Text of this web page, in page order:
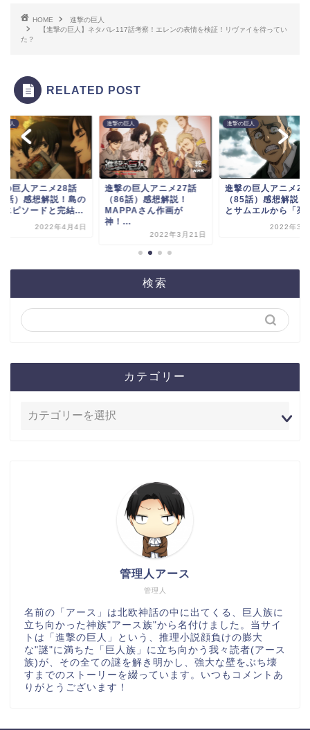
HOME
進撃の巨人
【進撃の巨人】ネタバレ117話考察！エレンの表情を検証！リヴァイを待ってい
た？
RELATED POST
巨人
の巨人アニメ28話
話）感想解説！島の
エピソードと完結...
2022年4月4日
進撃の巨人
進撃の巨人アニメ27話
（86話）感想解説！
MAPPAさん作画が
神！...
2022年3月21日
進撃の巨人
進撃の巨人アニメ26
（85話）感想解説！
とサムエルから「死
2022年3
検索
カテゴリー
管理人
管理人アース
名前の「アース」は北欧神話の中に出てくる、巨人族に
立ち向かった神族"アース族"から名付けました。当サイ
トは「進撃の巨人」という、推理小説顔負けの膨大
な"謎"に満ちた「巨人族」に立ち向かう我々読者(アース
族)が、その全ての謎を解き明かし、強大な壁をぶち壊
すまでのストーリーを綴っています。いつもコメントあ
りがとうございます！